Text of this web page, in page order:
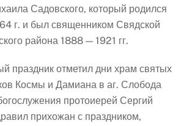
Садовского, который родился
г. и был священником Свядской
района 1888 — 1921 гг.
протоиерей Сергий
прихожан с праздником,